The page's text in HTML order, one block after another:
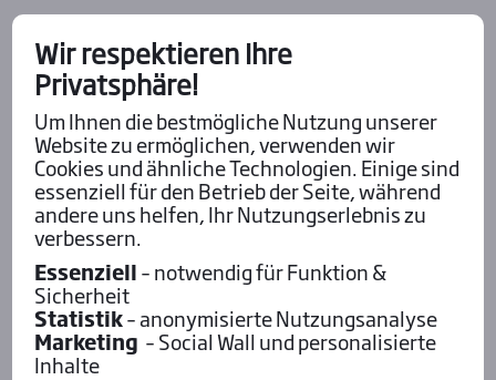
Pod­cast mit Wett-Tipps
Wir respektieren Ihre
Privatsphäre!
Um Ihnen die bestmögliche Nutzung unserer
Website zu ermöglichen, verwenden wir
Cookies und ähnliche Technologien. Einige sind
essenziell für den Betrieb der Seite, während
andere uns helfen, Ihr Nutzungserlebnis zu
verbessern.
Essenziell– notwendig für Funktion &
Sicherheit
Statistik– anonymisierte Nutzungsanalyse
Marketing – Social Wall und personalisierte
Inhalte